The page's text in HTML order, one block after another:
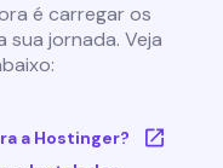
é carregar os
sua jornada. Veja
a Hostinger?